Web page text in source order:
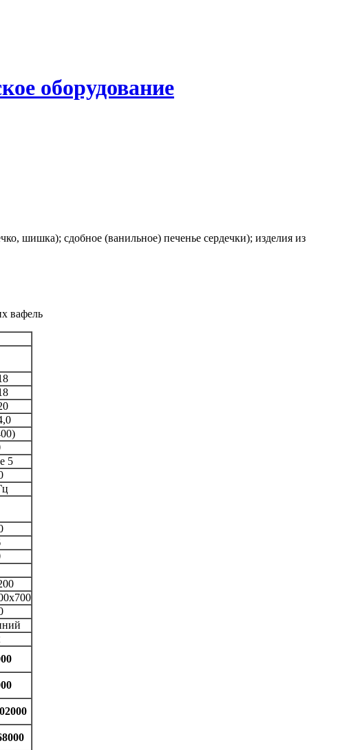
оборудование
шишка); сдобное (ванильное) печенье сердечки); изделия из
5